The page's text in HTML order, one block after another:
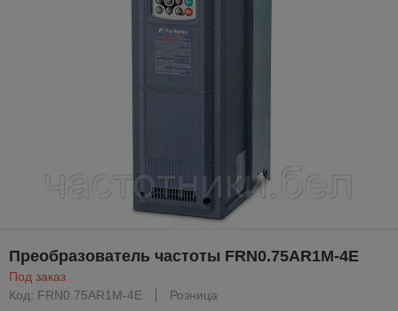
Преобразователь частоты FRN0.75AR1M-4E
Под заказ
Код: FRN0.75AR1M-4E
Розница